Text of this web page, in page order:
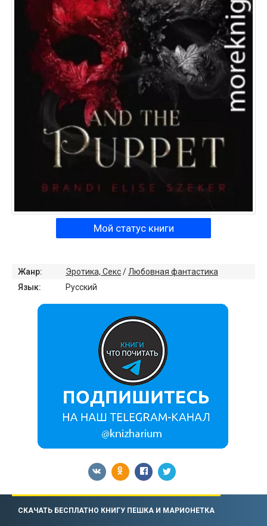
Мой статус книги
Жанр: Эротика, Секс/ Любовная фантастика
Язык:
Русский
СКАЧАТЬ БЕСПЛАТНО КНИГУ ПЕШКА И МАРИОНЕТКА